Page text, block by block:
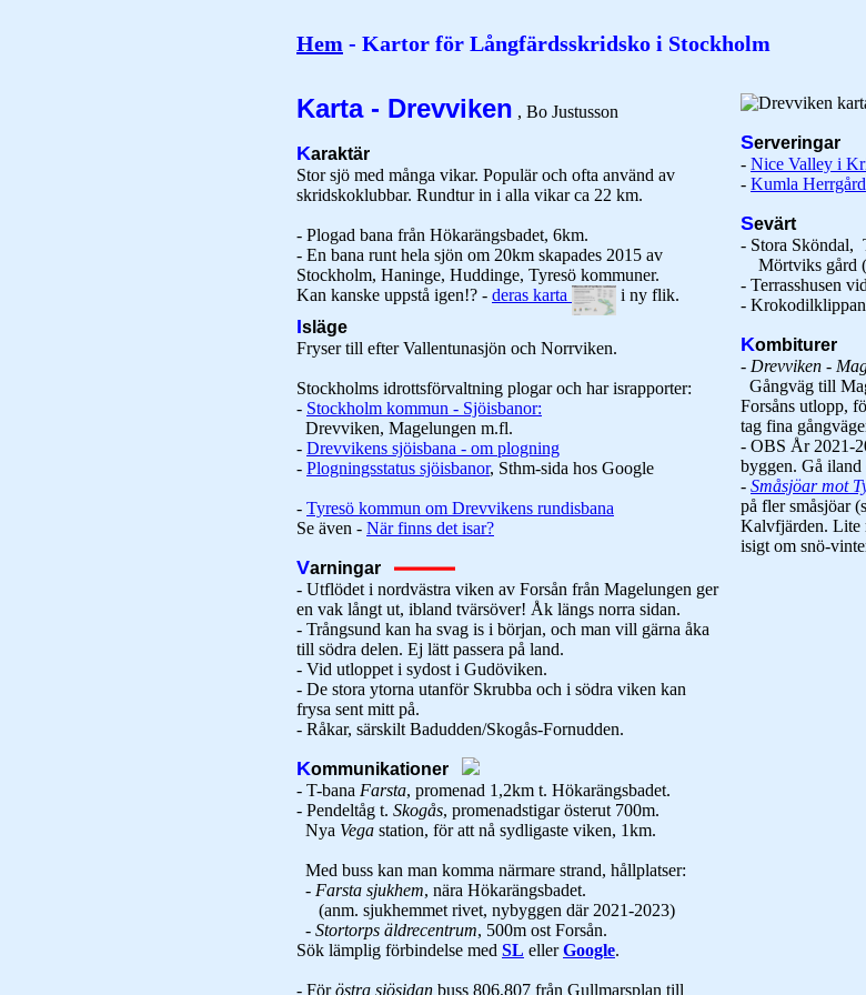
Hem - Kartor för Långfärdsskridsko i Stockholm
Karta - Drevviken , Bo Justusson
Karaktär
Stor sjö med många vikar. Populär och ofta använd av
skridskoklubbar. Rundtur in i alla vikar ca 22 km.
- Plogad bana från Hökarängsbadet, 6km.
- En bana runt hela sjön om 20km skapades 2015 av
Stockholm, Haninge, Huddinge, Tyresö kommuner.
Kan kanske uppstå igen!? - deras karta i ny flik.
Isläge
Fryser till efter Vallentunasjön och Norrviken.
Stockholms idrottsförvaltning plogar och har israpporter:
- Stockholm kommun - Sjöisbanor:
Drevviken, Magelungen m.fl.
- Drevvikens sjöisbana - om plogning
- Plogningsstatus sjöisbanor, Sthm-sida hos Google
- Tyresö kommun om Drevvikens rundisbana
Se även - När finns det isar?
Varningar
- Utflödet i nordvästra viken av Forsån från Magelungen ger
en vak långt ut, ibland tvärsöver! Åk längs norra sidan.
- Trångsund kan ha svag is i början, och man vill gärna åka
till södra delen. Ej lätt passera på land.
- Vid utloppet i sydost i Gudöviken.
- De stora ytorna utanför Skrubba och i södra viken kan
frysa sent mitt på.
- Råkar, särskilt Badudden/Skogås-Fornudden.
Kommunikationer
- T-bana Farsta, promenad 1,2km t. Hökarängsbadet.
- Pendeltåg t. Skogås, promenadstigar österut 700m.
Nya Vega station, för att nå sydligaste viken, 1km.
Med buss kan man komma närmare strand, hållplatser:
- Farsta sjukhem, nära Hökarängsbadet.
(anm. sjukhemmet rivet, nybyggen där 2021-2023)
- Stortorps äldrecentrum, 500m ost Forsån.
Sök lämplig förbindelse med SL ellerGoogle.
- Föröstra sjösidan buss 806,807 från Gullmarsplan till
Serveringar
- Nice Valley i
- Kumla Herrgård
Sevärt
- Stora Sköndal,
Mörtviks gård
- Terrasshusen
- Krokodilklippan
Kombiturer
- Drevviken -
Gångväg till
Forsåns utlopp,
tag fina
- OBS År 2021-
byggen. Gå iland
- Småsjöar mot
på fler småsjöar
Kalvfjärden. Lite
isigt om snö-